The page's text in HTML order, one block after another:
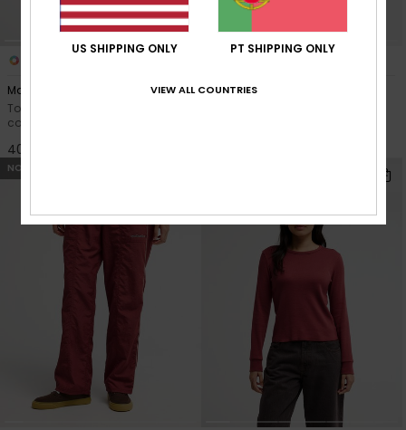
Macetown
Top térmico de manga
comprida Verde Mulher
40,00 €
Standard
NOVO!
US SHIPPING ONLY PT SHIPPING ONLY
VIEW ALL COUNTRIES